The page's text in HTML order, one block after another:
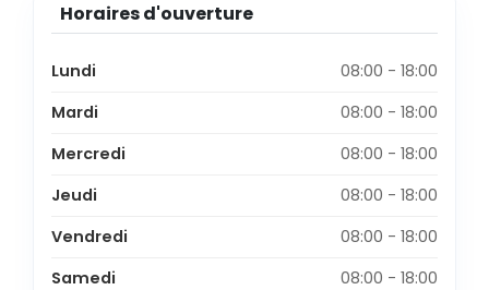
Horaires d'ouverture
Lundi
08:00 - 18:00
Mardi
08:00 - 18:00
Mercredi
08:00 - 18:00
Jeudi
08:00 - 18:00
Vendredi
08:00 - 18:00
Samedi
08:00 - 18:00